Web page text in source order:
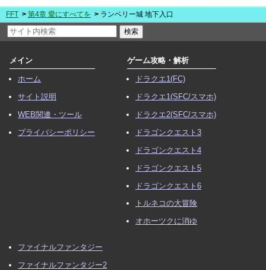
FFT 第4章 愛にすべてを ランベリー城 地下入口
メイン
ホーム
サイト説明
WEB関連・ツール
プライバシーポリシー
ゲーム攻略・解析
ドラクエ1(FC)
ドラクエ1(SFC/スマホ)
ドラクエ2(SFC/スマホ)
ドラゴンクエスト3
ドラゴンクエスト4
ドラゴンクエスト5
ドラゴンクエスト6
トルネコの大冒険
オホーツクに消ゆ
ファイナルファンタジー
ファイナルファンタジー2